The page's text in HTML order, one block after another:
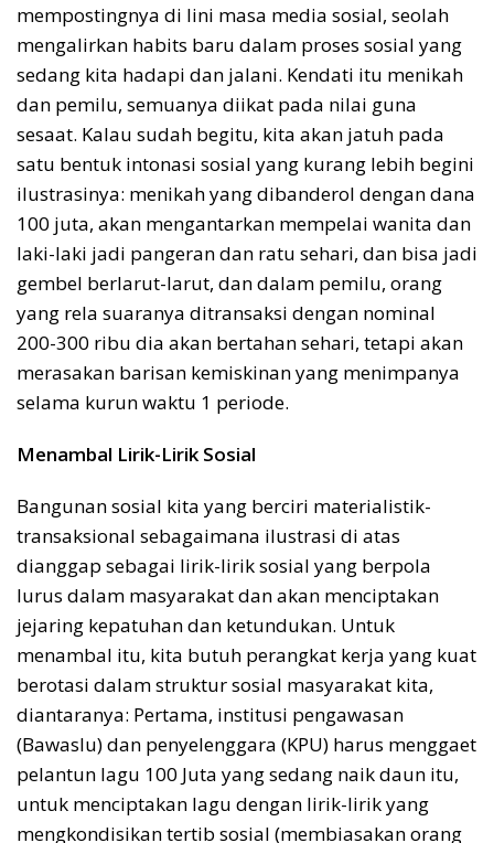
mempostingnya di lini masa media sosial, seolah
mengalirkan habits baru dalam proses sosial yang
sedang kita hadapi dan jalani. Kendati itu menikah
dan pemilu, semuanya diikat pada nilai guna
sesaat. Kalau sudah begitu, kita akan jatuh pada
satu bentuk intonasi sosial yang kurang lebih begini
ilustrasinya: menikah yang dibanderol dengan dana
100 juta, akan mengantarkan mempelai wanita dan
laki-laki jadi pangeran dan ratu sehari, dan bisa jadi
gembel berlarut-larut, dan dalam pemilu, orang
yang rela suaranya ditransaksi dengan nominal
200-300 ribu dia akan bertahan sehari, tetapi akan
merasakan barisan kemiskinan yang menimpanya
selama kurun waktu 1 periode.
Menambal Lirik-Lirik Sosial
Bangunan sosial kita yang berciri materialistik-
transaksional sebagaimana ilustrasi di atas
dianggap sebagai lirik-lirik sosial yang berpola
lurus dalam masyarakat dan akan menciptakan
jejaring kepatuhan dan ketundukan. Untuk
menambal itu, kita butuh perangkat kerja yang kuat
berotasi dalam struktur sosial masyarakat kita,
diantaranya: Pertama, institusi pengawasan
(Bawaslu) dan penyelenggara (KPU) harus menggaet
pelantun lagu 100 Juta yang sedang naik daun itu,
untuk menciptakan lagu dengan lirik-lirik yang
mengkondisikan tertib sosial (membiasakan orang